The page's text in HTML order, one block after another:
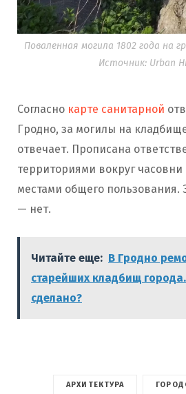
Поваленная могила 1802 года на
Источник: Urban
Согласно карте санитарной
Гродно, за могилы на
отвечает. Прописана
территориями вокруг
местами общего пользования.
— нет.
Читайте еще: В Гродно
старейших кладбищ
сделано?
АРХИТЕКТУРА